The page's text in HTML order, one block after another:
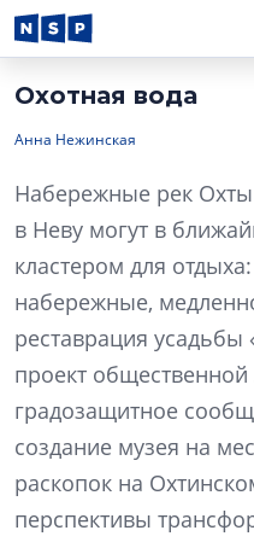
Охотная вода
Анна Нежинская
Набережные рек
в Неву могут в
кластером для
набережные,
реставрация усадьбы
проект
градозащитное
создание музея на
раскопок на
перспективы